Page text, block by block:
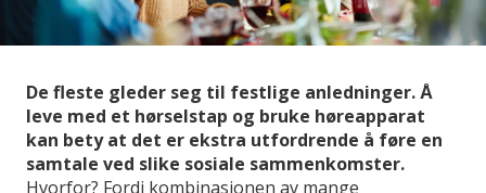
De fleste gleder seg til festlige anledninger. Å
leve med et hørselstap og bruke høreapparat
kan bety at det er ekstra utfordrende å føre en
samtale ved slike sosiale sammenkomster.
Hvorfor? Fordi kombinasjonen av mange